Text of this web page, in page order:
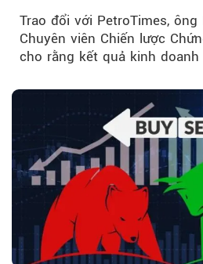
Trao đổi với PetroTimes, ông
Chuyên viên Chiến lược
cho rằng kết quả kinh